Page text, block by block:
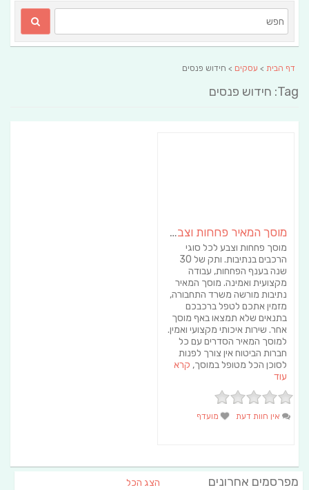
דף הבית > עסקים > חידוש פנסים
Tag: חידוש פנסים
מוסך המאיר פחחות וצבע לרכב
מוסך פחחות וצבע לכל סוגי
הרכבים בנתיבות. ותק של 30
שנה בענף הפחחות, עבודה
מקצועית ואמינה. מוסך המאיר
נתיבות מורשה משרד התחבורה,
מזמין אתכם לטפל ברכבכם
בתנאים שלא תמצאו באף מוסך
אחר. שירות איכותי מקצועי ואמין.
למוסך המאיר הסדרים עם כל
חברות הביטוח אין צורך לפנות
לסוכן הכל מטופל במוסך, קרא
עוד
אין חוות דעת מועדף
מפרסמים אחרונים הצג הכל